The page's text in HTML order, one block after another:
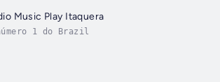
Music Play Itaquera
1 do Brazil